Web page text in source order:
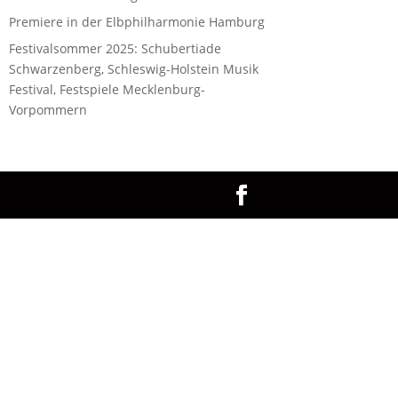
Premiere in der Elbphilharmonie Hamburg
Festivalsommer 2025: Schubertiade
Schwarzenberg, Schleswig-Holstein Musik
Festival, Festspiele Mecklenburg-
Vorpommern